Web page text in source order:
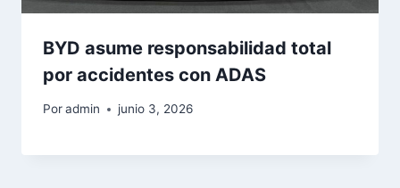
BYD asume responsabilidad total
por accidentes con ADAS
Poradmin junio 3, 2026